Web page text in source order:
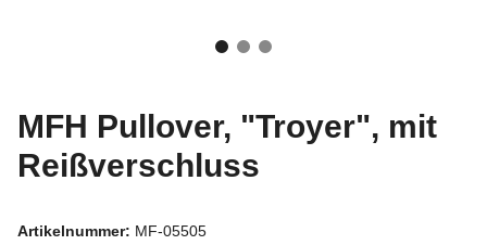
MFH Pullover, "Troyer", mit
Reißverschluss
Artikelnummer: MF-05505